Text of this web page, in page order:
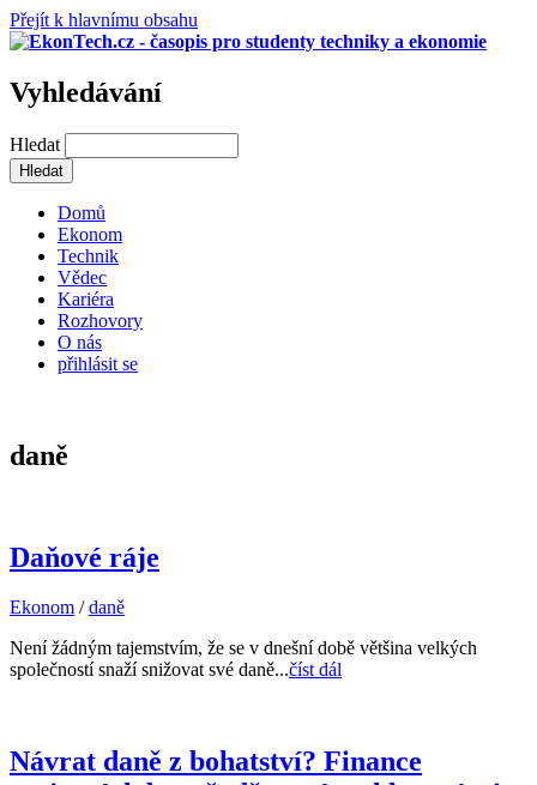
Přejít k hlavnímu obsahu
Vyhledávání
Hledat
Domů
Ekonom
Technik
Vědec
Kariéra
Rozhovory
O nás
přihlásit se
daně
Daňové ráje
Ekonom /daně
Není žádným tajemstvím, že se v dnešní době většina velkých
společností snaží snižovat své daně...číst dál
Návrat daně z bohatství? Finance